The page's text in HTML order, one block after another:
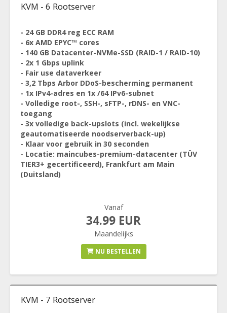
KVM - 6 Rootserver
- 24 GB DDR4 reg ECC RAM
- 6x AMD EPYC™ cores
- 140 GB Datacenter-NVMe-SSD (RAID-1 / RAID-10)
- 2x 1 Gbps uplink
- Fair use dataverkeer
- 3,2 Tbps Arbor DDoS-bescherming permanent
- 1x IPv4-adres en 1x /64 IPv6-subnet
- Volledige root-, SSH-, sFTP-, rDNS- en VNC-
toegang
- 3x volledige back-upslots (incl. wekelijkse
geautomatiseerde noodserverback-up)
- Klaar voor gebruik in 30 seconden
- Locatie: maincubes-premium-datacenter (TÜV
TIER3+ gecertificeerd), Frankfurt am Main
(Duitsland)
Vanaf
34.99 EUR
Maandelijks
NU BESTELLEN
KVM - 7 Rootserver